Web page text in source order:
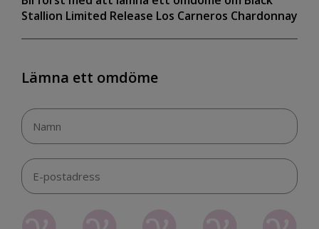
Stallion Limited Release Los Carneros Chardonnay
Lämna ett omdöme